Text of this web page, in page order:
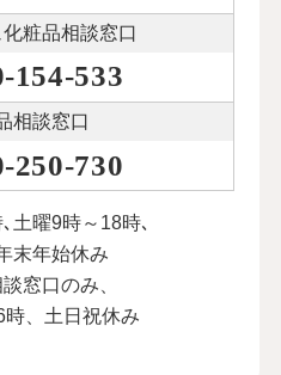
粧品相談窓口
154-533
相談窓口
250-730
土曜9時～18時､
末年始休み
窓口のみ、
、土日祝休み